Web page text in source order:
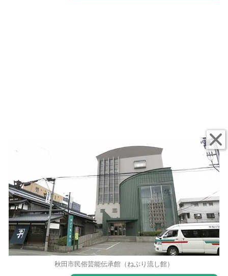
秋田市民俗芸能伝承館（ねぶり流し館）